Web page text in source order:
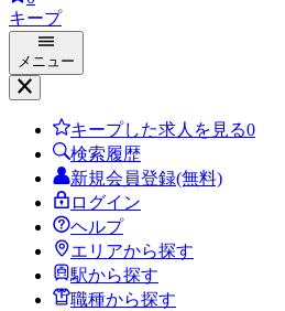
キープ
メニュー
キープした求人を見る0
検索履歴
新規会員登録(無料)
ログイン
ヘルプ
エリアから探す
駅から探す
職種から探す